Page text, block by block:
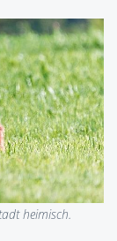
heimisch.